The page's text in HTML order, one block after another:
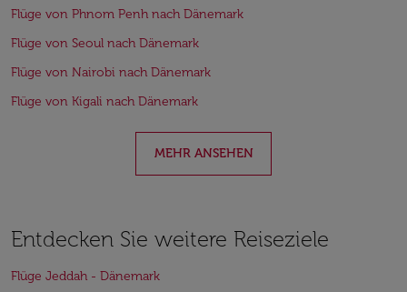
Flüge von Phnom Penh nach Dänemark
Flüge von Seoul nach Dänemark
Flüge von Nairobi nach Dänemark
Flüge von Kigali nach Dänemark
MEHR ANSEHEN
Entdecken Sie weitere Reiseziele
Flüge Jeddah - Dänemark